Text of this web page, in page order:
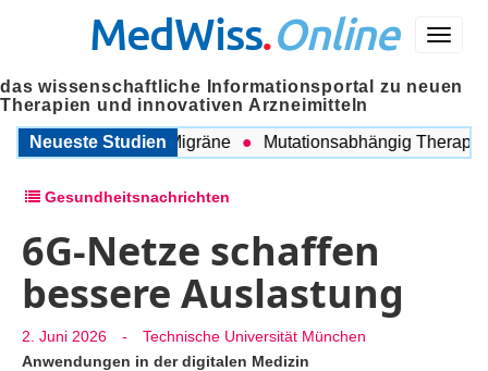
Menü
MedWiss.Online
das wissenschaftliche Informationsportal zu neuen
Therapien und innovativen Arzneimitteln
Neueste Studien
COPD und Migräne Mutationsabhängig Therapie
Gesundheitsnachrichten
6G-Netze schaffen
bessere Auslastung
2. Juni 2026 -
Technische Universität München
Anwendungen in der digitalen Medizin